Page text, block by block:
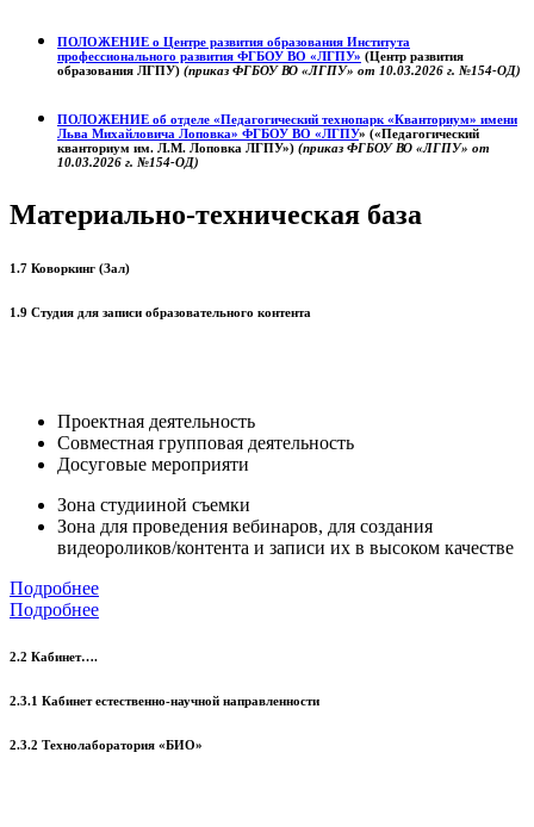
ПОЛОЖЕНИЕ о Центре развития образования Института
профессионального развития ФГБОУ ВО «ЛГПУ» (Центр развития
образования ЛГПУ) (приказ ФГБОУ ВО «ЛГПУ» от 10.03.2026 г. №154-ОД)
ПОЛОЖЕНИЕ об отделе «Педагогический технопарк «Кванториум» имени
Льва Михайловича Лоповка» ФГБОУ ВО «ЛГПУ» («Педагогический
кванториум им. Л.М. Лоповка ЛГПУ») (приказ ФГБОУ ВО «ЛГПУ» от
10.03.2026 г. №154-ОД)
Материально-техническая база
1.7 Коворкинг (Зал)
1.9 Студия для записи образовательного контента
Проектная деятельность
Совместная групповая деятельность
Досуговые мероприяти
Зона студииной съемки
Зона для проведения вебинаров, для создания
видеороликов/контента и записи их в высоком качестве
Подробнее
Подробнее
2.2 Кабинет….
2.3.1 Кабинет естественно-научной направленности
2.3.2 Технолаборатория «БИО»